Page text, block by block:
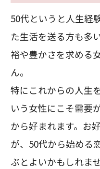
50代というと人生経
た生活を送る方も多
裕や豊かさを求める
ん。
特にこれからの人生
いう女性にこそ需要
から好まれます。お
が、50代から始める
ぶとよいかもしれませ